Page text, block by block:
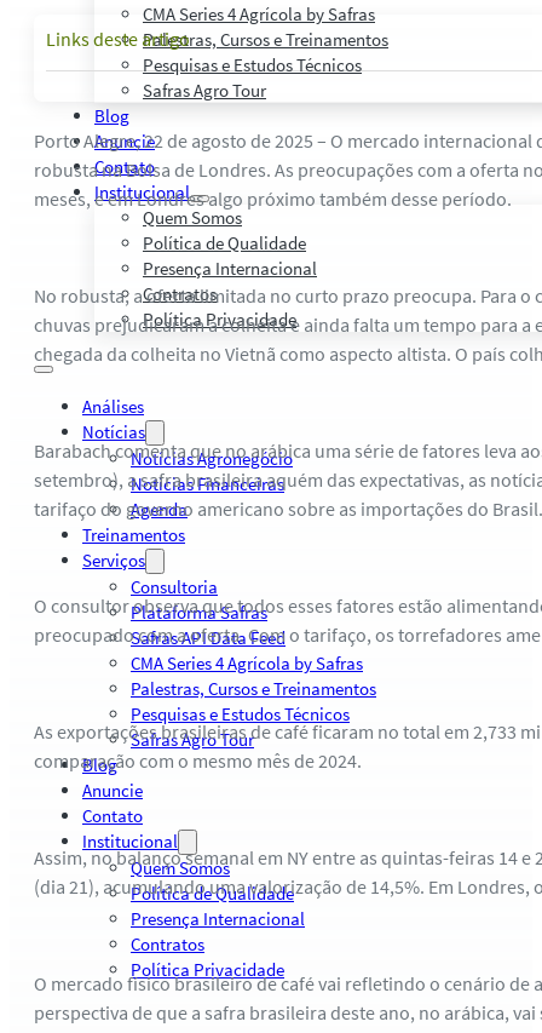
CMA Series 4 Agrícola by Safras
Palestras, Cursos e Treinamentos
Pesquisas e Estudos Técnicos
Safras Agro Tour
Blog
Anuncie
Contato
Institucional
Quem Somos
Política de Qualidade
Presença Internacional
Contratos
Política Privacidade
Análises
Notícias
Notícias Agronegócio
Notícias Financeiras
Agenda
Treinamentos
Serviços
Consultoria
Plataforma Safras
Safras API Data Feed
CMA Series 4 Agrícola by Safras
Palestras, Cursos e Treinamentos
Pesquisas e Estudos Técnicos
Safras Agro Tour
Blog
Anuncie
Contato
Institucional
Quem Somos
Política de Qualidade
Presença Internacional
Contratos
Política Privacidade
Links deste artigo
Porto Alegre, 22 de agosto de 2025 – O mercado
robusta na Bolsa de Londres. As preocupações com a oferta
meses, e em Londres algo próximo também desse período.
No robusta, a oferta limitada no curto prazo preocupa. Para
chuvas prejudicaram a colheita e ainda falta um tempo para a
chegada da colheita no Vietnã como aspecto altista. O país
Barabach comenta que no arábica uma série de fatores leva
setembro), a safra brasileira aquém das expectativas, as
tarifaço do governo americano sobre as importações do Brasil.
O consultor observa que todos esses fatores estão
preocupado com a oferta. Com o tarifaço, os torrefadores
As exportações brasileiras de café ficaram no total em 2,733
comparação com o mesmo mês de 2024.
Assim, no balanço semanal em NY entre as quintas-feiras 14
(dia 21), acumulando uma valorização de 14,5%. Em
O mercado físico brasileiro de café vai refletindo o cenário
perspectiva de que a safra brasileira deste ano, no arábica,